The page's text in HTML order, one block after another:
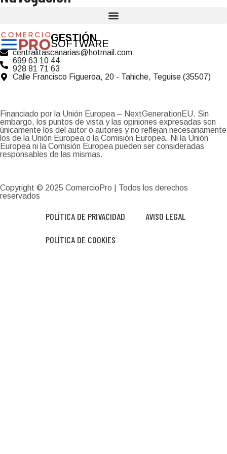
GESTIÓN
SOFTWARE
centralitascanarias@hotmail.com
699 63 10 44
928 81 71 63
Calle Francisco Figueroa, 20 - Tahiche, Teguise (35507)
Financiado por la Unión Europea – NextGenerationEU. Sin
embargo, los puntos de vista y las opiniones expresadas son
únicamente los del autor o autores y no reflejan necesariamente
los de la Unión Europea o la Comisión Europea. Ni la Unión
Europea ni la Comisión Europea pueden ser consideradas
responsables de las mismas.
Copyright © 2025 ComercioPro | Todos los derechos
reservados
POLÍTICA DE PRIVACIDAD AVISO LEGAL
POLÍTICA DE COOKIES